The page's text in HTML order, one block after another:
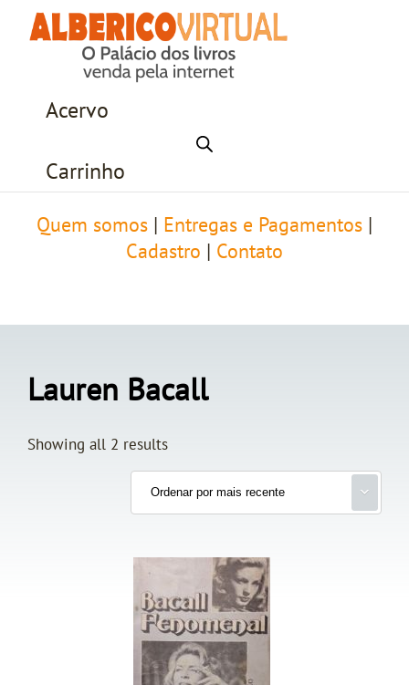
Acervo
Carrinho
Quem somos Entregas e Pagamentos
Cadastro
Contato
Lauren Bacall
Showing all 2 results